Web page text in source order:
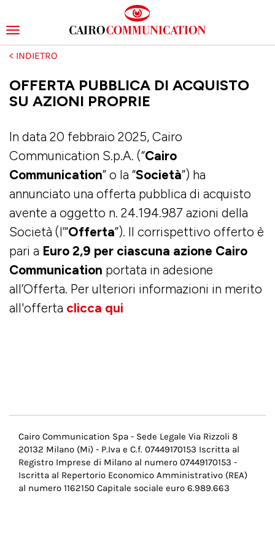
Salta
contenuto
principale
Toggle
navigation
OFFERTA PUBBLICA DI ACQUISTO
SU AZIONI PROPRIE
In data 20 febbraio 2025, Cairo
Communication S.p.A. (“Cairo
Communication” o la “Società”) ha
annunciato una offerta pubblica di acquisto
avente a oggetto n. 24.194.987 azioni della
Società (l’“Offerta”). Il corrispettivo offerto è
pari a Euro 2,9 per ciascuna azione Cairo
Communication portata in adesione
all’Offerta. Per ulteriori informazioni in merito
all'offerta clicca qui
Menu
Pie
di
pagina
Cairo Communication Spa - Sede Legale Via Rizzoli 8
20132 Milano (Mi) - P.Iva e C.f. 07449170153 Iscritta al
Registro Imprese di Milano al numero 07449170153 -
Iscritta al Repertorio Economico Amministrativo (REA)
al numero 1162150 Capitale sociale euro 6.989.663